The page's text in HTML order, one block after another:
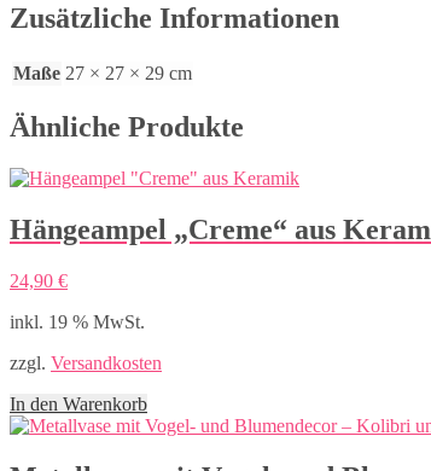
Zusätzliche Informationen
Maße 27 × 27 × 29 cm
Ähnliche Produkte
Hängeampel „Creme“ aus
24,90 €
inkl. 19 % MwSt.
zzgl. Versandkosten
In den Warenkorb